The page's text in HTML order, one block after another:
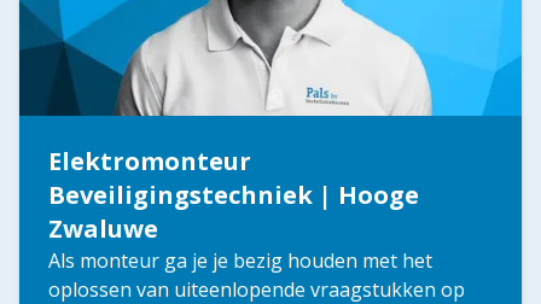
Elektromonteur
Beveiligingstechniek | Hooge
Zwaluwe
Als monteur ga je je bezig houden met het
oplossen van uiteenlopende vraagstukken op